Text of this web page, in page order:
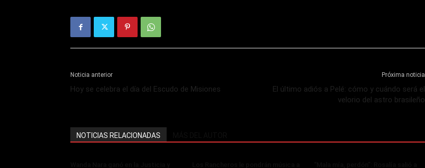
Noticia anterior
Hoy se celebra el día del Escudo de Misiones
Próxima noticia
El último adiós a Pelé: cómo y cuándo será el
velorio del astro brasileño
NOTICIAS RELACIONADAS